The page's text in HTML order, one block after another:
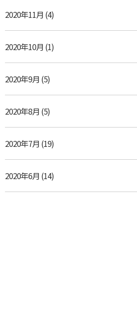
2020年11月 (4)
2020年10月 (1)
2020年9月 (5)
2020年8月 (5)
2020年7月 (19)
2020年6月 (14)